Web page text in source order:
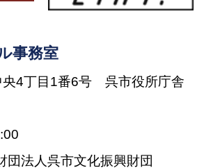
事務室
央4丁目1番6号 呉市役所庁舎
法人呉市文化振興財団